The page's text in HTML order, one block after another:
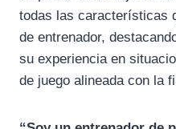
todas las características
de entrenador,
su experiencia en
de juego alineada con la